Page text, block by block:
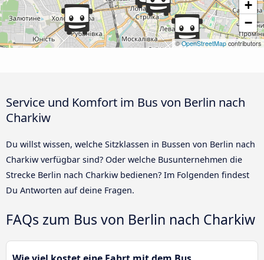
+
−
©OpenStreetMap contributors
Service und Komfort im Bus von Berlin nach
Charkiw
Du willst wissen, welche Sitzklassen in Bussen von Berlin nach
Charkiw verfügbar sind? Oder welche Busunternehmen die
Strecke Berlin nach Charkiw bedienen? Im Folgenden findest
Du Antworten auf deine Fragen.
FAQs zum Bus von Berlin nach Charkiw